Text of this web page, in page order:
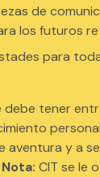
de
los futuros
para
tener
aventura y a
Nota: CIT se le